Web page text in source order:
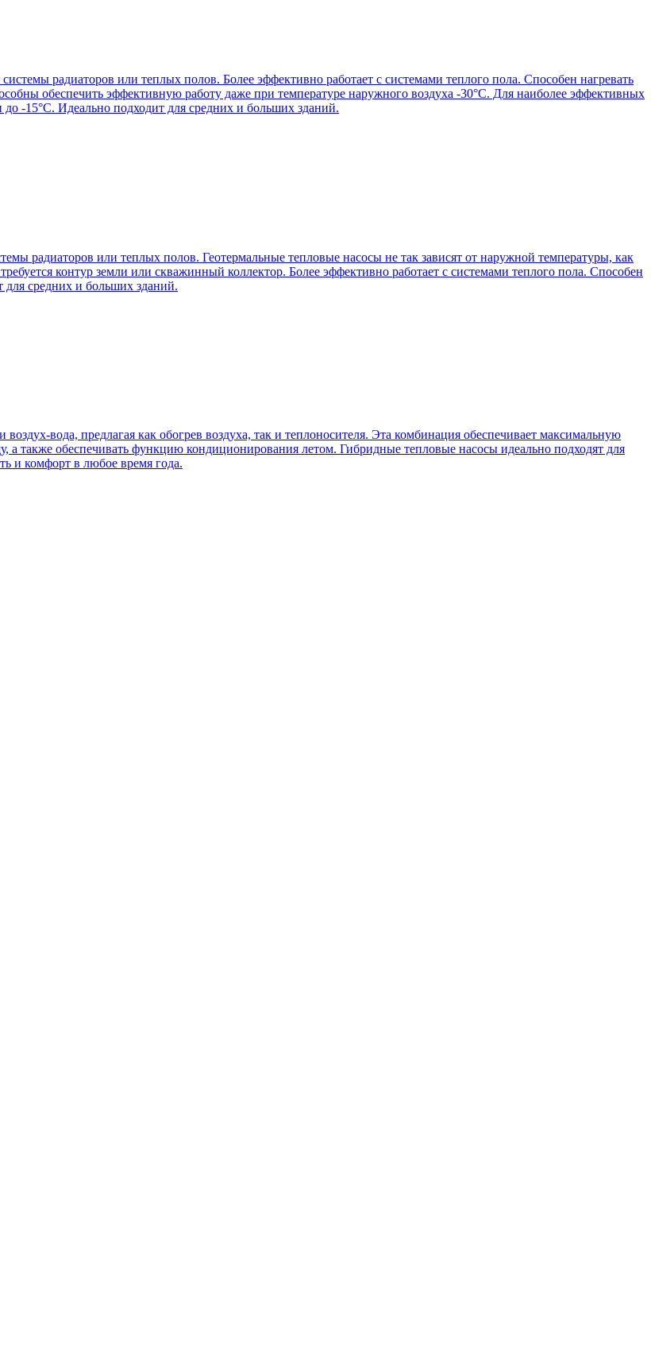
радиаторов или теплых полов. Более эффективно работает с системами теплого пола. Способен нагревать
обеспечить эффективную работу даже при температуре наружного воздуха -30°С. Для наиболее эффективных
-15°C. Идеально подходит для средних и больших зданий.
радиаторов или теплых полов. Геотермальные тепловые насосы не так зависят от наружной температуры, как
контур земли или скважинный коллектор. Более эффективно работает с системами теплого пола. Способен
для средних и больших зданий.
вода, предлагая как обогрев воздуха, так и теплоносителя. Эта комбинация обеспечивает максимальную
а также обеспечивать функцию кондиционирования летом. Гибридные тепловые насосы идеально подходят для
и комфорт в любое время года.